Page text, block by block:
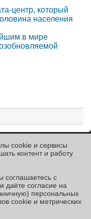
✖
центр, который
населения
в мире
cookie и сервисы
контент и работу
соглашаетесь с
и даёте согласие на
персональных
cookie и метрических